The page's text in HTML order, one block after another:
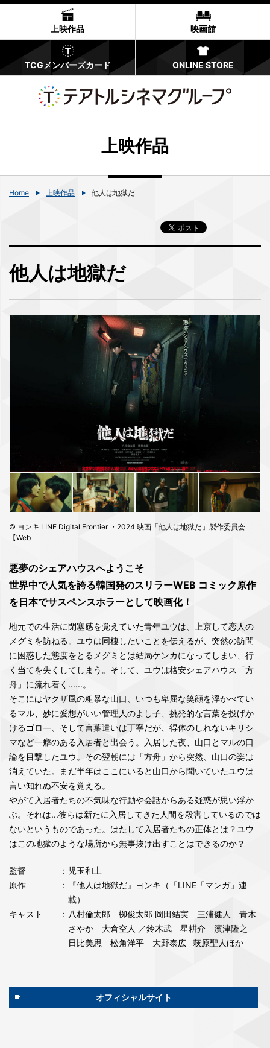
上映作品 映画館
TCGメンバーズカード ONLINE STORE
上映作品
Home 上映作品 他人は地獄だ
他人は地獄だ
©︎ ヨンキ LINE Digital Frontier ・2024 映画「他人は地獄だ」製作委員会
【Web
悪夢のシェアハウスへようこそ
世界中で人気を誇る韓国発のスリラーWEB コミック原作
を日本でサスペンスホラーとして映画化！
地元での生活に閉塞感を覚えていた青年ユウは、上京して恋人の
メグミを訪ねる。ユウは同棲したいことを伝えるが、突然の訪問
に困惑した態度をとるメグミとは結局ケンカになってしまい、行
く当てを失くしてしまう。そして、ユウは格安シェアハウス「方
舟」に流れ着く......。
そこにはヤクザ風の粗暴な山口、いつも卑屈な笑顔を浮かべてい
るマル、妙に愛想がいい管理人のよし子、挑発的な言葉を投げか
けるゴロ―、そして言葉遣いは丁寧だが、得体のしれないキリシ
マなど一癖のある入居者と出会う。入居した夜、山口とマルの口
論を目撃したユウ。その翌朝には「方舟」から突然、山口の姿は
消えていた。まだ半年はここにいると山口から聞いていたユウは
言い知れぬ不安を覚える。
やがて入居者たちの不気味な行動や会話からある疑惑が思い浮か
ぶ。それは...彼らは新たに入居してきた人間を殺害しているのでは
ないというものであった。はたして入居者たちの正体とは？ユウ
はこの地獄のような場所から無事抜け出すことはできるのか？
監督
：児玉和土
原作
：『他人は地獄だ』ヨンキ（「LINE「マンガ」連
載）
キャスト
：八村倫太郎 栁俊太郎 岡田結実 三浦健人 青木
さやか 大倉空人 ／鈴木武 星耕介 濱津隆之
日比美思 松角洋平 大野泰広 萩原聖人ほか
オフィシャルサイト